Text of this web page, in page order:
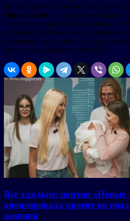
распространяя по всему миру свою
образа жизни, поддерживая
технологии транспорта на новых
и создавая рабочие места,
позиционирует себя как
экосистемы мобильности NEV.
Все для мам: партия «Новые
анонсировала проект по
женщин